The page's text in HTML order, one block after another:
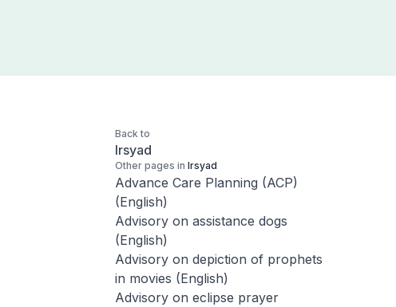
Back to
Irsyad
Other pages in Irsyad
Advance Care Planning (ACP)
(English)
Advisory on assistance dogs
(English)
Advisory on depiction of prophets
in movies (English)
Advisory on eclipse prayer